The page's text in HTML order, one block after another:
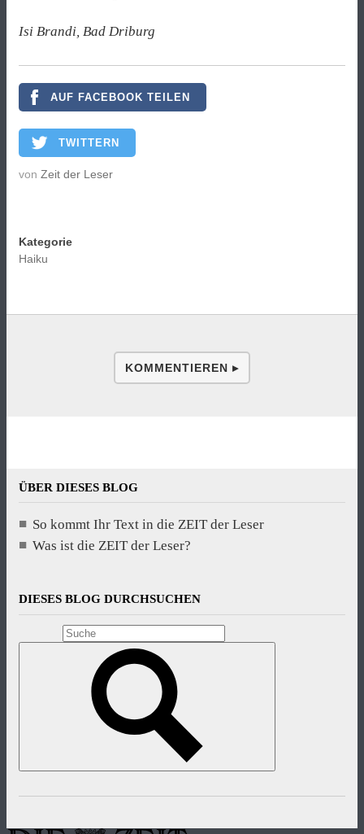
Isi Brandi, Bad Driburg
AUF FACEBOOK TEILEN
TWITTERN
von Zeit der Leser
Kategorie
Haiku
KOMMENTIEREN ▸
ÜBER DIESES BLOG
So kommt Ihr Text in die ZEIT der Leser
Was ist die ZEIT der Leser?
DIESES BLOG DURCHSUCHEN